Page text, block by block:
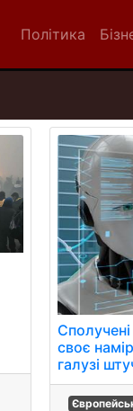
Політика
своє
галузі